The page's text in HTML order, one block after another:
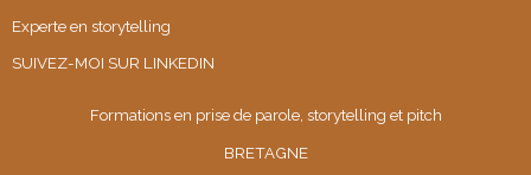
Experte en storytelling
SUIVEZ-MOI SUR LINKEDIN
Formations en prise de parole, storytelling et pitch
BRETAGNE